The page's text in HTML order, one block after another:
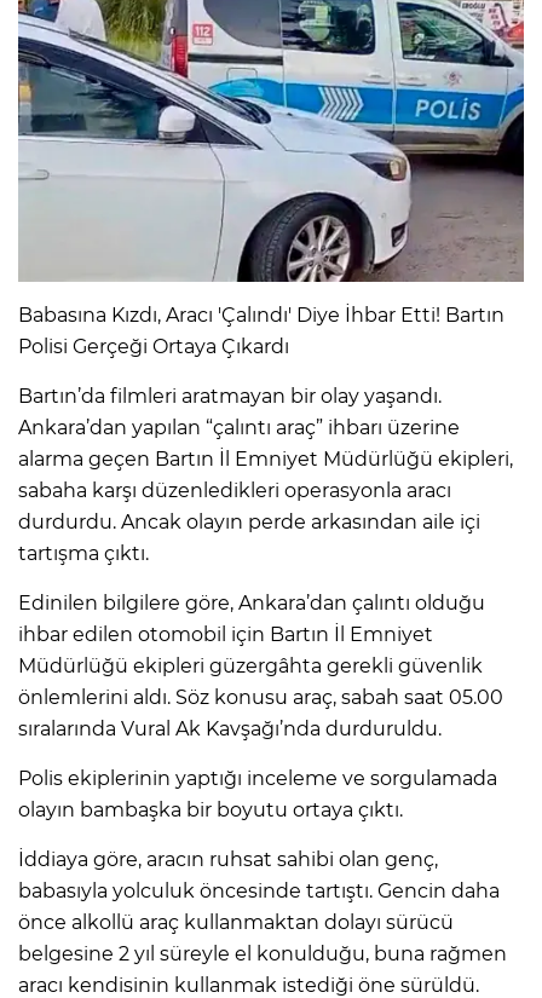
Babasına Kızdı, Aracı 'Çalındı' Diye İhbar Etti! Bartın
Polisi Gerçeği Ortaya Çıkardı
Bartın’da filmleri aratmayan bir olay yaşandı.
Ankara’dan yapılan “çalıntı araç” ihbarı üzerine
alarma geçen Bartın İl Emniyet Müdürlüğü ekipleri,
sabaha karşı düzenledikleri operasyonla aracı
durdurdu. Ancak olayın perde arkasından aile içi
tartışma çıktı.
Edinilen bilgilere göre, Ankara’dan çalıntı olduğu
ihbar edilen otomobil için Bartın İl Emniyet
Müdürlüğü ekipleri güzergâhta gerekli güvenlik
önlemlerini aldı. Söz konusu araç, sabah saat 05.00
sıralarında Vural Ak Kavşağı’nda durduruldu.
Polis ekiplerinin yaptığı inceleme ve sorgulamada
olayın bambaşka bir boyutu ortaya çıktı.
İddiaya göre, aracın ruhsat sahibi olan genç,
babasıyla yolculuk öncesinde tartıştı. Gencin daha
önce alkollü araç kullanmaktan dolayı sürücü
belgesine 2 yıl süreyle el konulduğu, buna rağmen
aracı kendisinin kullanmak istediği öne sürüldü.